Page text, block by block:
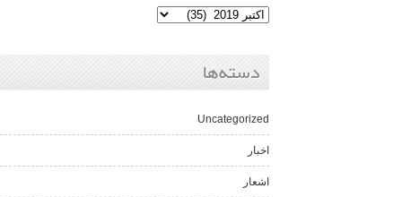
دسته‌ها
Uncategorized